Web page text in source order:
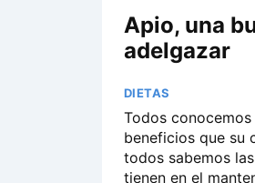
Apio, una
adelgazar
DIETAS
Todos
beneficios que su
todos sabemos
tienen en el